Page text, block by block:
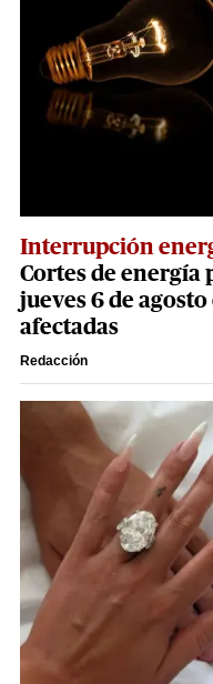
Interrupción
Cortes de energía
jueves 6 de
afectadas
Redacción